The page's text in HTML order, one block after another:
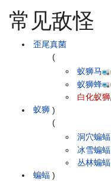
常见敌怪
歪尾真菌
蚁狮
(
蚁狮马
蚁狮蜂
白化蚁狮
)
蝙蝠
(
洞穴蝙蝠
冰雪蝙蝠
丛林蝙蝠
)